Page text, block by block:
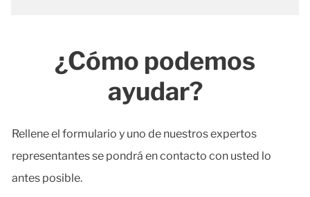
¿Cómo podemos
ayudar?
Rellene el formulario y uno de nuestros expertos
representantes se pondrá en contacto con usted lo
antes posible.